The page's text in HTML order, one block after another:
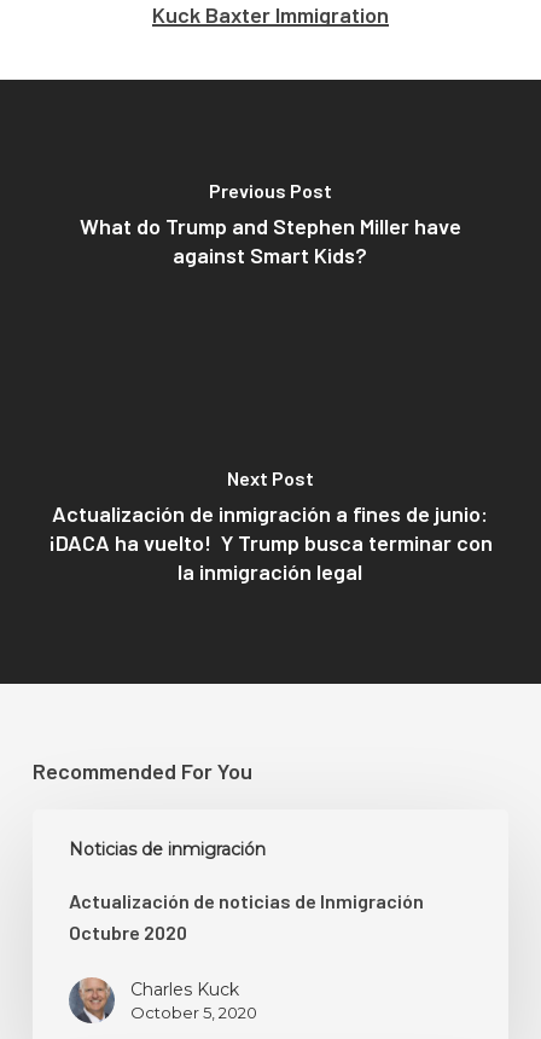
Kuck Baxter Immigration
Previous Post
What do Trump and Stephen Miller have
against Smart Kids?
Next Post
Actualización de inmigración a fines de junio:
¡DACA ha vuelto! Y Trump busca terminar con
la inmigración legal
Recommended For You
Noticias de inmigración
Octubre
2020
Actualización de noticias de Inmigración
Octubre 2020
Charles Kuck
October 5, 2020